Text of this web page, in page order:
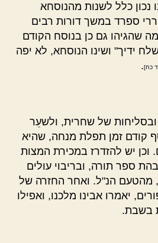
נכון כלל לשנות מהנוסחא
ספרד במשך דורות רבים
שהגיהו גם כן בנוסח הקודם
ידיך" ושינו הנוסחא, לא יפה
כח].
ובסליחות של שחרית, ולשעֵר
קודם זמן תפלת מנחה, שהיא
יש להזדרז במכירת המצות
ספר תורה, ובריבוי עולים
מהטעם הנ"ל. ואחר החזרה של
יאמרו אבינו מלכנו, ואפילו
בשבת.